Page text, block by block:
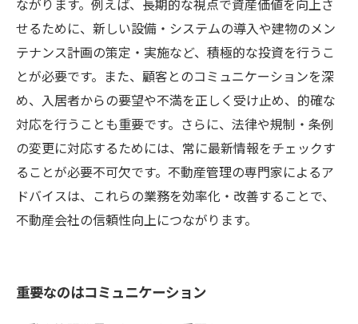
ながります。例えば、長期的な視点で資産価値を向上さ
せるために、新しい設備・システムの導入や建物のメン
テナンス計画の策定・実施など、積極的な投資を行うこ
とが必要です。また、顧客とのコミュニケーションを深
め、入居者からの要望や不満を正しく受け止め、的確な
対応を行うことも重要です。さらに、法律や規制・条例
の変更に対応するためには、常に最新情報をチェックす
ることが必要不可欠です。不動産管理の専門家によるア
ドバイスは、これらの業務を効率化・改善することで、
不動産会社の信頼性向上につながります。
重要なのはコミュニケーション